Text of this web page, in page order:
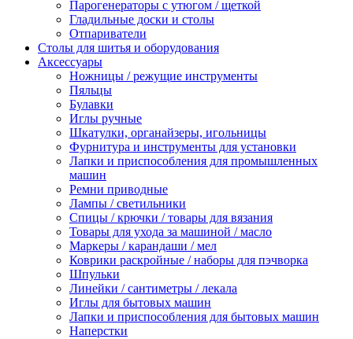
Парогенераторы с утюгом / щеткой
Гладильные доски и столы
Отпариватели
Столы для шитья и оборудования
Аксессуары
Ножницы / режущие инструменты
Пяльцы
Булавки
Иглы ручные
Шкатулки, органайзеры, игольницы
Фурнитура и инструменты для установки
Лапки и приспособления для промышленных
машин
Ремни приводные
Лампы / светильники
Спицы / крючки / товары для вязания
Товары для ухода за машиной / масло
Маркеры / карандаши / мел
Коврики раскройные / наборы для пэчворка
Шпульки
Линейки / сантиметры / лекала
Иглы для бытовых машин
Лапки и приспособления для бытовых машин
Наперстки